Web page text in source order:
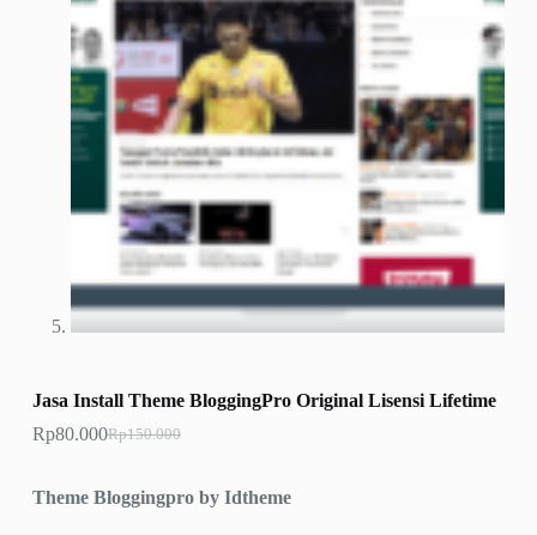
Jasa Install Theme BloggingPro Original Lisensi Lifetime
Rp150.000
Harga
adalah:
Rp150.000.
Rp80.000Harga
ini
adalah:
Theme Bloggingpro by Idtheme